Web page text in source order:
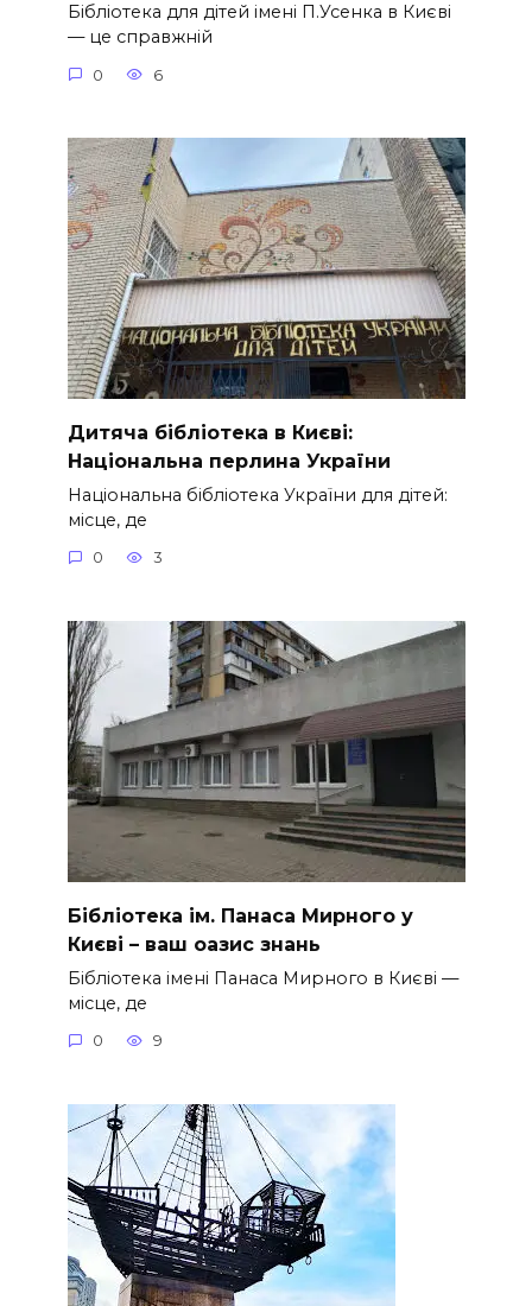
Бібліотека для дітей імені П.Усенка в Києві
— це справжній
0 6
Дитяча бібліотека в Києві:
Національна перлина України
Національна бібліотека України для дітей:
місце, де
0 3
Бібліотека ім. Панаса Мирного у
Києві – ваш оазис знань
Бібліотека імені Панаса Мирного в Києві —
місце, де
0 9